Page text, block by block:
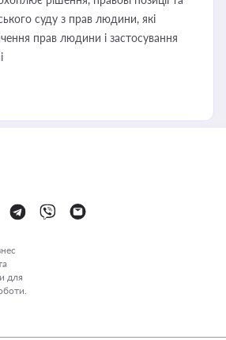
суду з прав людини, які
прав людини і застосування
для